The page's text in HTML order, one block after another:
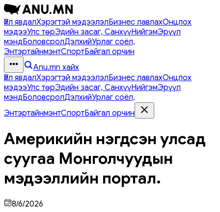
Үйл явдалХэрэгтэй мэдээлэлБизнес лавлахОнцлох
мэдээУлс төрЭдийн засаг, СанхүүНийгэмЭрүүл
мэндБоловсролДэлхийУрлаг соёл,
ЭнтэртайнмэнтСпортБайгал орчин
Anu.mn хайх
Үйл явдалХэрэгтэй мэдээлэлБизнес лавлахОнцлох
мэдээУлс төрЭдийн засаг, СанхүүНийгэмЭрүүл
мэндБоловсролДэлхийУрлаг соёл,
ЭнтэртайнмэнтСпортБайгал орчин
Америкийн нэгдсэн улсад
суугаа Монголчуудын
мэдээллийн портал.
8/6/2026